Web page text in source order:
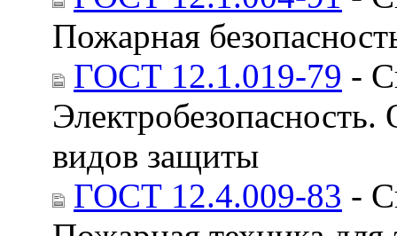
Пожарная
ГОСТ 12.1.019-79 -
видов защиты
ГОСТ 12.4.009-83 -